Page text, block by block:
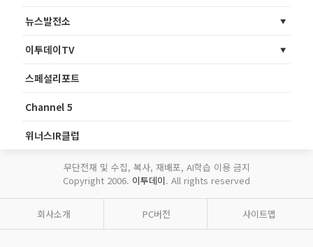
뉴스발전소
이투데이TV
스페셜리포트
Channel 5
위너스IR클럽
무단전재 및 수집, 복사, 재배포, AI학습 이용 금지
Copyright 2006. 이투데이. All rights reserved
회사소개 PC버전 사이트맵